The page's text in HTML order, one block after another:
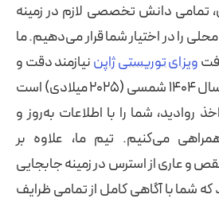
تمامی دانش تخصصی لازم در زمینه
را در اختیار شما قرار می‌دهیم. ما
ویزای توریستی ژاپننیازمند دقت و
پیروی از آخرین مقررات سال ۱۴۰۴ شمسی (۲۰۲۵ میلادی) است
روادید، شما را با اطلاعات به‌روز و
می‌کنیم. تیم ما، علاوه بر
و عاری از استرس در زمینه جابجایی
شما با آگاهی کامل از تمامی ظرایف